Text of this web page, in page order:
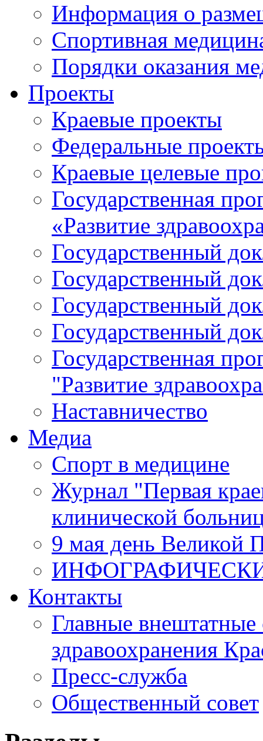
Информация о
Спортивная
Порядки оказания
Проекты
Краевые проекты
Федеральные
Краевые целевые
Государственная
«Развитие
Государственный
Государственный
Государственный
Государственный
Государственная
"Развитие
Наставничество
Медиа
Спорт в медицине
Журнал "Первая
клинической
9 мая день Великой
Контакты
Главные внештатные
здравоохранения
Пресс-служба
Общественный совет